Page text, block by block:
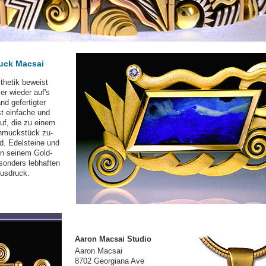
Macsai
beweist
wieder auf's
gefertigter
einfache und
die zu einem
zu­
Edelsteine und
seinem Gold­
leb­haften
Aaron Macsai Studio
Aaron Macsai
8702 Georgiana Ave